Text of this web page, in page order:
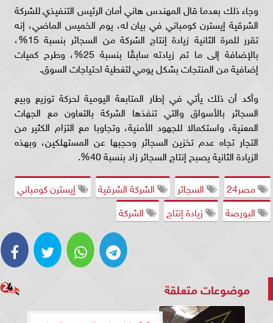
وجاء ذلك بعدما قال المهندس هاني أمان الرئيس التنفيذي للشركة
الشرقية إيسترن كومباني في بيان له، يوم الخميس الماضي، إنه
تقرر للمرة الثانية زيادة إنتاج الشركة من السجائر بنسبة 15%،
بالإضافة إلى ما تم زيادته سابقًا بنسبة 25%، وطرح كميات
إضافية من المنتجات بشكل يومي لتغطية احتياجات السوق.
وأكد أن ذلك يأتي في إطار المتابعة اليومية لحركة توزيع وبيع
السجائر بالأسواق والتي تنفذها الشركة بالتعاون مع الجهات
المعنية، واستكمالا للجهود الأمنية، وتجاوبا مع التزام الكثير من
التجار تجاه عدم تخزين السجائر وحجبها عن المستهلكين، وبهذه
الزيادة الثانية يصبح إنتاج السجائر زاد بنسبة 40%.
مصر24
السجائر الشركة الشرقية
إيسترن كومباني
البورصة
زيادة إنتاج الشركة
موضوعات متعلقة